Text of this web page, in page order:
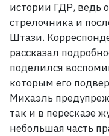
истории ГДР, ведь
стрелочника и
Штази.
рассказал
поделился
которым его
Михаэль
так и в пересказе
небольшая часть